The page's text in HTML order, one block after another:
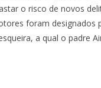
o risco de novos
foram designados
a qual o padre